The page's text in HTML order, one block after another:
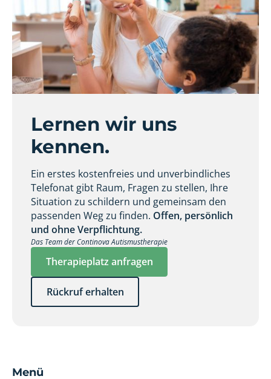
Lernen wir uns
kennen.
Ein erstes kostenfreies und unverbindliches
Telefonat gibt Raum, Fragen zu stellen, Ihre
Situation zu schildern und gemeinsam den
passenden Weg zu finden. Offen, persönlich
und ohne Verpflichtung.
Das Team der Continova Autismustherapie
Therapieplatz anfragen
Rückruf erhalten
Menü